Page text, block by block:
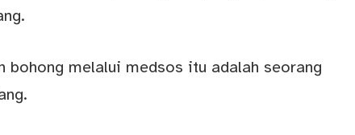
bohong melalui medsos itu adalah seorang